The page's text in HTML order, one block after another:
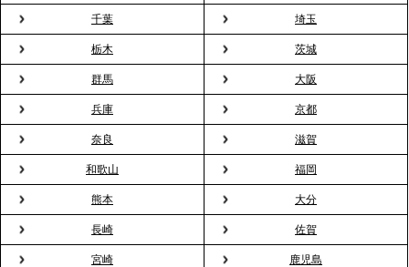
プレスリリースのご案内｜「室内お花見」の法人利
用が前年比4倍に急増。オフィスに桜が届く福利厚生
の新定番
2026.2.13
プレスリリースのご案内｜オフィスが「１日限定の
バー」に！福利厚生・社内交流を格上げする《出張
バーテンダー》サービスを開始
2026.1.26
プレスリリースのご案内｜もう「義理チョコ」で悩
千葉 埼玉
栃木 茨城
群馬 大阪
兵庫 京都
奈良 滋賀
和歌山 福岡
熊本 大分
長崎 佐賀
宮崎 鹿児島